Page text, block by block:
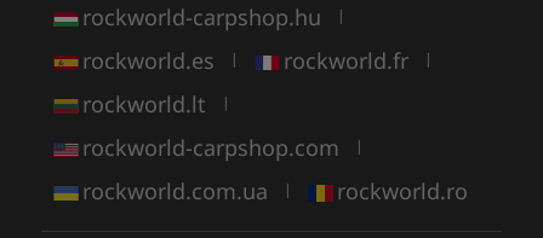
rockworld-carpshop.hu |
rockworld.es | rockworld.fr |
rockworld.lt |
rockworld-carpshop.com |
rockworld.com.ua | rockworld.ro